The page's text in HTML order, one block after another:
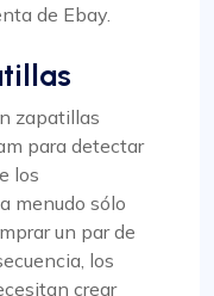
de Ebay.
zapatillas
para detectar
los
menudo sólo
un par de
los
crear